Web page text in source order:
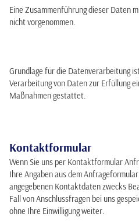
Eine Zusammenführung dieser Daten
nicht vorgenommen.
Grundlage für die Datenverarbeitung
Verarbeitung von Daten zur Erfüllung
Maßnahmen gestattet.
Kontaktformular
Wenn Sie uns per Kontaktformular
Ihre Angaben aus dem
angegebenen Kontaktdaten zwecks
Fall von Anschlussfragen bei uns
ohne Ihre Einwilligung weiter.